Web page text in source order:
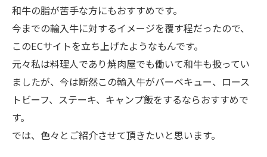
和牛の脂が苦手な方にもおすすめです。
今までの輸入牛に対するイメージを覆す程だったので、
このECサイトを立ち上げたようなもんです。
元々私は料理人であり焼肉屋でも働いて和牛も扱ってい
ましたが、今は断然この輸入牛がバーベキュー、ロース
トビーフ、ステーキ、キャンプ飯をするならおすすめで
す。
では、色々とご紹介させて頂きたいと思います。